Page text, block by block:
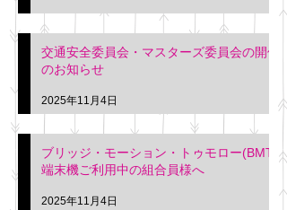
交通安全委員会・マスターズ委員会の開催
のお知らせ
2025年11月4日
ブリッジ・モーション・トゥモロー(BMT)
端末機ご利用中の組合員様へ
2025年11月4日